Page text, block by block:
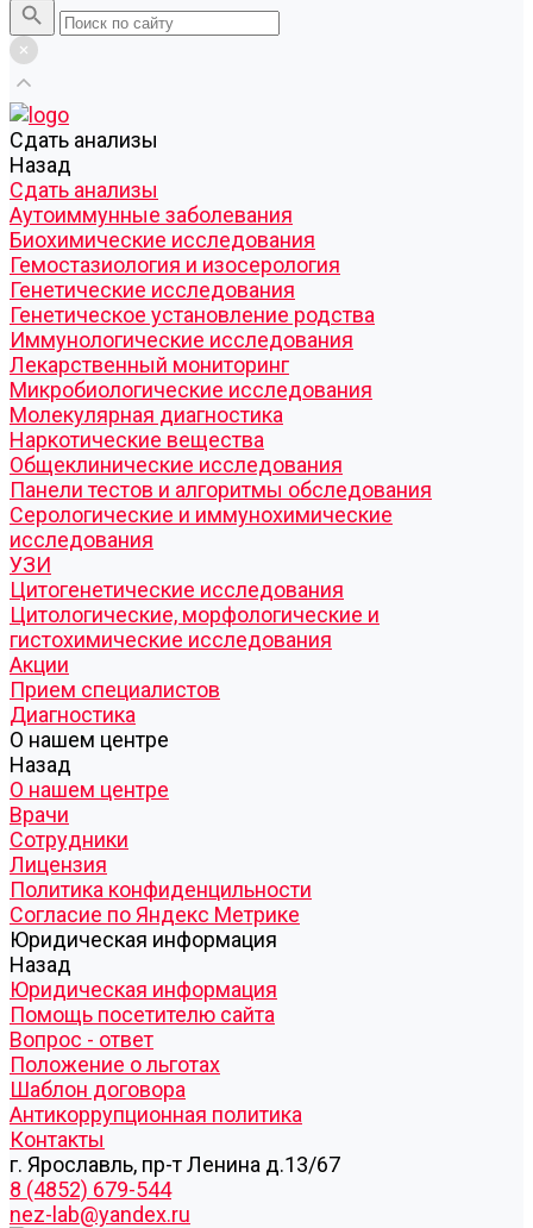
Cдать анализы
Назад
Cдать анализы
Аутоиммунные заболевания
Биохимические исследования
Гемостазиология и изосерология
Генетические исследования
Генетическое установление родства
Иммунологические исследования
Лекарственный мониторинг
Микробиологические исследования
Молекулярная диагностика
Наркотические вещества
Общеклинические исследования
Панели тестов и алгоритмы обследования
Серологические и иммунохимические
исследования
УЗИ
Цитогенетические исследования
Цитологические, морфологические и
гистохимические исследования
Акции
Прием специалистов
Диагностика
О нашем центре
Назад
О нашем центре
Врачи
Сотрудники
Лицензия
Политика конфиденцильности
Согласие по Яндекс Метрике
Юридическая информация
Назад
Юридическая информация
Помощь посетителю сайта
Вопрос - ответ
Положение о льготах
Шаблон договора
Антикоррупционная политика
Контакты
г. Ярославль, пр-т Ленина д.13/67
8 (4852) 679-544
nez-lab@yandex.ru